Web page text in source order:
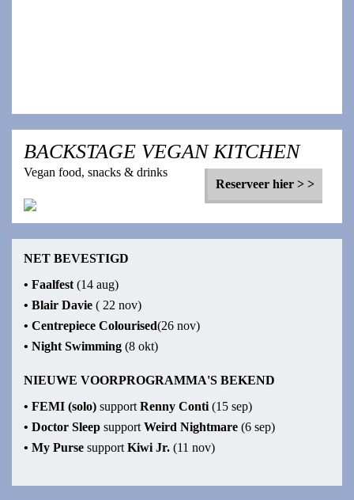
BACKSTAGE VEGAN KITCHEN
Vegan food, snacks & drinks
Reserveer hier > >
NET BEVESTIGD
• Faalfest (14 aug)
• Blair Davie ( 22 nov)
• Centrepiece Colourised(26 nov)
• Night Swimming (8 okt)
NIEUWE VOORPROGRAMMA'S BEKEND
• FEMI (solo) support Renny Conti (15 sep)
• Doctor Sleep support Weird Nightmare (6 sep)
• My Purse support Kiwi Jr. (11 nov)